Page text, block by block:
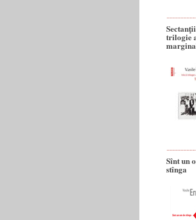
trilogie
Sînt un
stînga